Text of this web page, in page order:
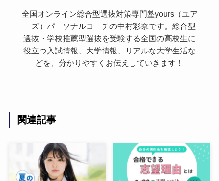
全国オンライン総合型選抜対策専門塾yours（ユア
ーズ）パーソナルコーチの中村彩奈です。総合型
選抜・学校推薦型選抜を受験する全国の高校生に
役立つ入試情報、大学情報、リアルな大学生活な
どを、分かりやすくお伝えしていきます！
関連記事